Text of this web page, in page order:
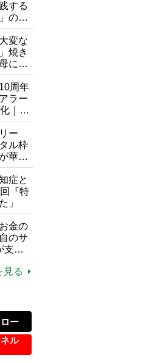
がプラス（2026年5月22日、撮影
する
の極
変な
焼き
に息
由
周年
ラー
｜流
、法
たし
ー
ル枠
華や
い分
症と
『特
」
金の
のサ
支給
見る
ー
ル